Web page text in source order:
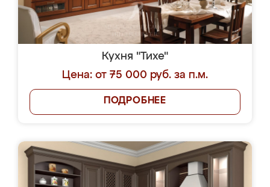
Кухня "Тихе"
Цена: от 75 000 руб. за п.м.
ПОДРОБНЕЕ